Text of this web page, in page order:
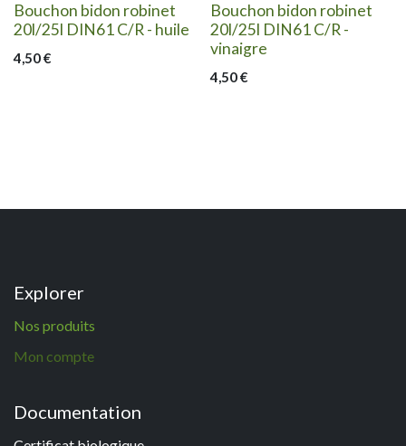
Bouchon bidon robinet
20l/25l DIN61 C/R - huile
4,50€
Bouchon bidon robinet
20l/25l DIN61 C/R -
vinaigre
4,50€
Explorer
Nos produits
Mon compte
Documentation